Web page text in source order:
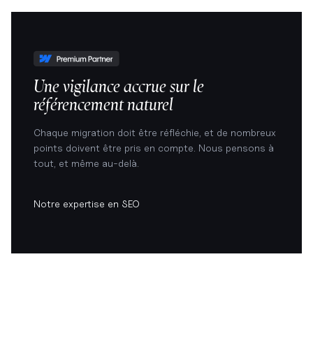
Une vigilance accrue sur le
référencement naturel
Chaque migration doit être réfléchie, et de nombreux
points doivent être pris en compte. Nous pensons à
tout, et même au-delà.
Notre expertise en SEO